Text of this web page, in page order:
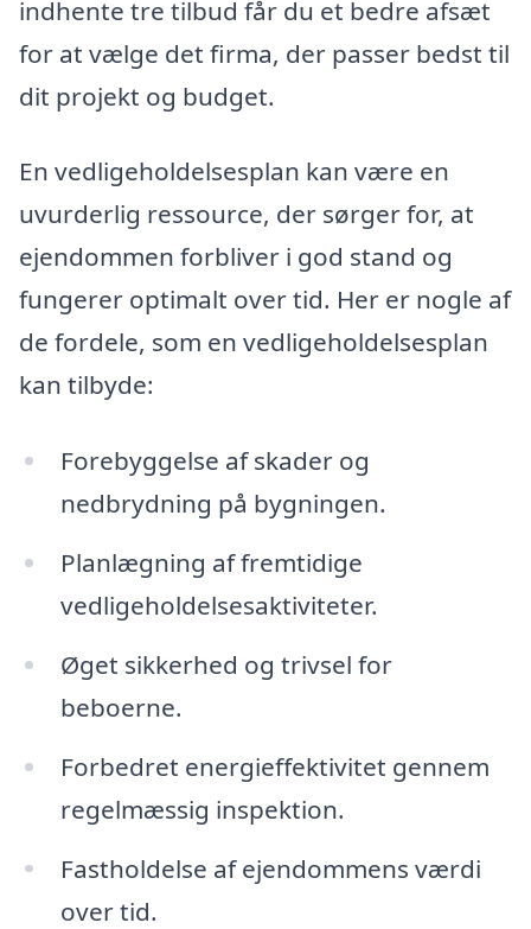
indhente tre tilbud får du et bedre afsæt
for at vælge det firma, der passer bedst til
dit projekt og budget.
En vedligeholdelsesplan kan være en
uvurderlig ressource, der sørger for, at
ejendommen forbliver i god stand og
fungerer optimalt over tid. Her er nogle af
de fordele, som en vedligeholdelsesplan
kan tilbyde:
Forebyggelse af skader og
nedbrydning på bygningen.
Planlægning af fremtidige
vedligeholdelsesaktiviteter.
Øget sikkerhed og trivsel for
beboerne.
Forbedret energieffektivitet gennem
regelmæssig inspektion.
Fastholdelse af ejendommens værdi
over tid.